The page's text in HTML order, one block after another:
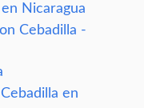
Nicaragua
Cebadilla -
en